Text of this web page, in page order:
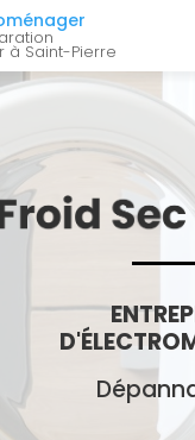
à Saint-Pierre